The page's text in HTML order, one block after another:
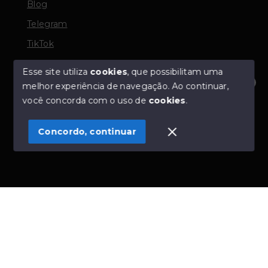
Olá! Estamos disponíveis para te ajudar.
Blog
Telegram
TikTok
© Copyright 2026 - TORQUATO ∴ Corretor de Imóveis
- CRECI 42643f | 136.004f Perito Avaliador CNAI 37357
SITE PARA IMOBILIARIA
Esse site utiliza cookies, que possibilitam uma
melhor experiência de navegação.Ao continuar,
você concorda com o uso de cookies.
Concordo, continuar